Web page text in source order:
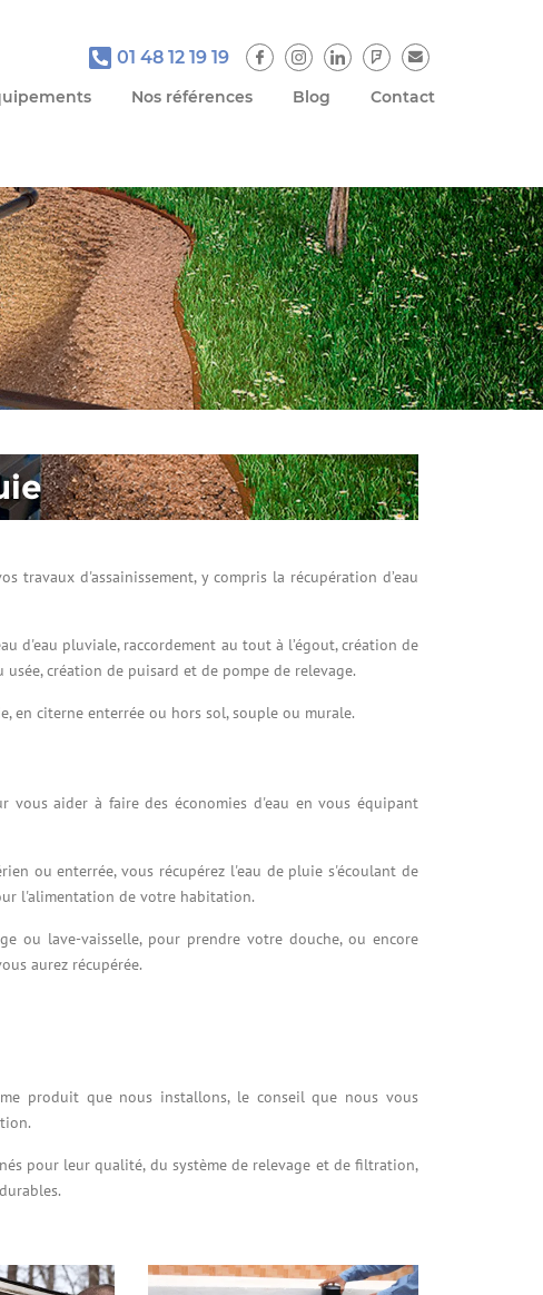
01 48 12 19 19
Nos références Blog Contact
travaux d'assainissement, y compris la récupération d’eau
d'eau pluviale, raccordement au tout à l’égout, création de
création de puisard et de pompe de relevage.
en citerne enterrée ou hors sol, souple ou murale.
vous aider à faire des économies d'eau en vous équipant
ou enterrée, vous récupérez l'eau de pluie s'écoulant de
l'alimentation de votre habitation.
ou lave-vaisselle, pour prendre votre douche, ou encore
aurez récupérée.
produit que nous installons, le conseil que nous vous
pour leur qualité, du système de relevage et de filtration,